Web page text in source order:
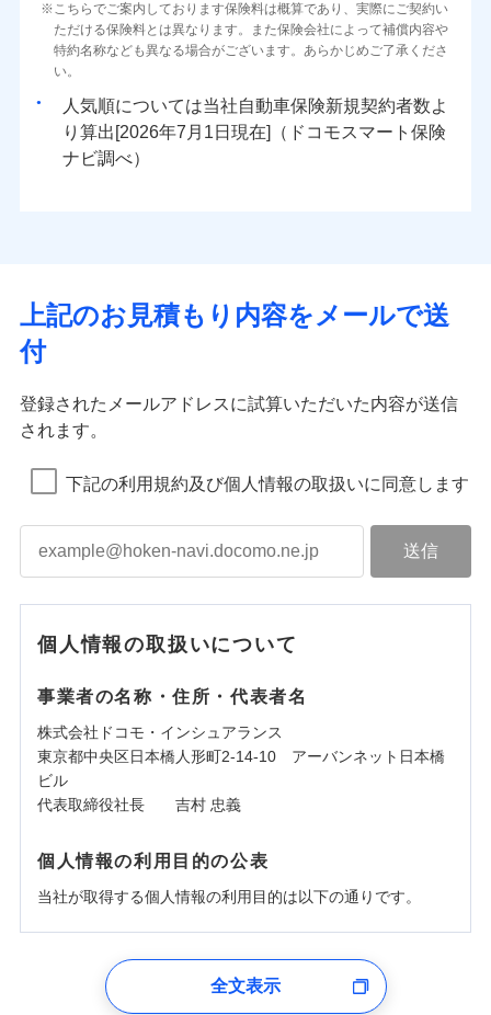
こちらでご案内しております保険料は概算であり、実際にご契約い
ただける保険料とは異なります。また保険会社によって補償内容や
特約名称なども異なる場合がございます。あらかじめご了承くださ
い。
人気順については当社
新規契約者数よ
り算出[
年 月
日現在]（ドコモスマート保険
ナビ調べ）
上記のお見積もり内容をメールで送
付
登録されたメールアドレスに試算いただいた内容が送信
されます。
下記の利用規約及び個人情報の取扱いに同意します
個人情報の取扱いについて
事業者の名称・住所・代表者名
株式会社ドコモ・インシュアランス
東京都中央区日本橋人形町2-14-10 アーバンネット日本橋
ビル
代表取締役社長 吉村 忠義
個人情報の利用目的の公表
当社が取得する個人情報の利用目的は以下の通りです。
ユーザー登録受付および、管理のため
全文表示